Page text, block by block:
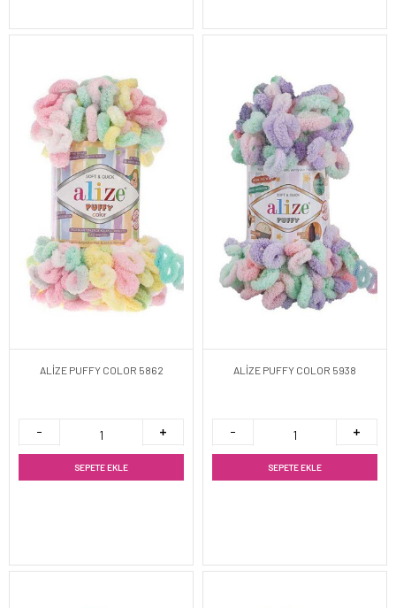
ALİZE PUFFY COLOR 5862
SEPETE EKLE
ALİZE PUFFY COLOR 5938
SEPETE EKLE